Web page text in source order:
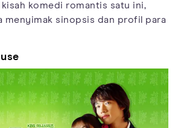
komedi romantis satu ini,
menyimak sinopsis dan profil para